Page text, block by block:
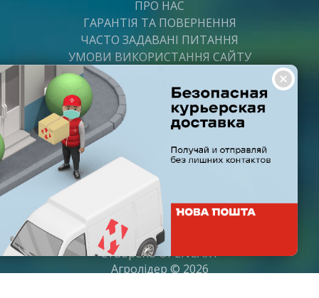
ПРО НАС
ГАРАНТІЯ ТА ПОВЕРНЕННЯ
ЧАСТО ЗАДАВАНІ ПИТАННЯ
УМОВИ ВИКОРИСТАННЯ САЙТУ
ПОСТАЧАЛЬНИКАМ
ПАРТНЕРИ
ГРАФІК РОБОТИ
Пн-Пт: з 8:00 до 21:00
Субота: з 9:00 до 20:00
Неділя: з 10:00 до 19:00
СтвореноOPENCART
Агролідер © 2026